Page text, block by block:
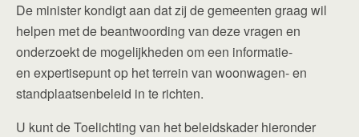
De minister kondigt aan dat zij de gemeenten graag wil
helpen met de beantwoording van deze vragen en
onderzoekt de mogelijkheden om een informatie-
en expertisepunt op het terrein van woonwagen- en
standplaatsenbeleid in te richten.
U kunt de Toelichting van het beleidskader hieronder